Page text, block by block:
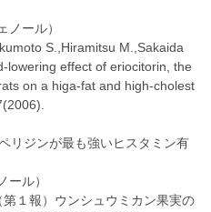
ノール）
S.,Hiramitsu M.,Sakaida
lowering effect of eriocitorin, the
on a higa-fat and high-cholest
リジンが最も強いヒスタミン有
ール）
１報）ウンシュウミカン果実の